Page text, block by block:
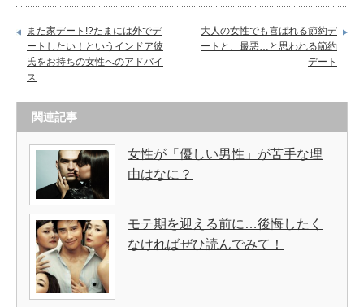
また家デート!?たまには外でデ
ートしたい！というインドア彼
氏をお持ちの女性へのアドバイ
ス
大人の女性でも喜ばれる節約デ
ートと、最悪…と思われる節約
デート
関連記事
女性が「優しい男性」が苦手な理
由はなに？
モテ期を迎える前に…後悔したく
なければぜひ読んでみて！